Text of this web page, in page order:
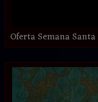
Oferta Semana Santa